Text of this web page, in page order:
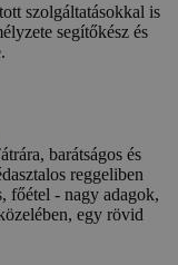
szolgáltatásokkal is
segítőkész és
barátságos és
reggeliben
főétel - nagy adagok,
egy rövid